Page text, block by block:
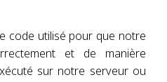
code utilisé pour que notre
et de manière
sur notre serveur ou